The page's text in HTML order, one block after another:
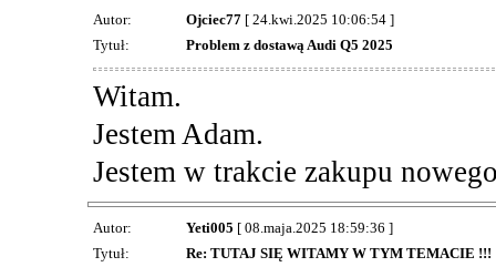
Autor: Ojciec77[ 24.kwi.2025 10:06:54 ]
Tytuł:
Problem z dostawą Audi Q5 2025
Witam.
Jestem Adam.
Jestem w trakcie zakupu
Autor: Yeti005 [ 08.maja.2025 18:59:36 ]
Tytuł:
Re: TUTAJ SIĘ WITAMY W TYM TEMACIE !!!